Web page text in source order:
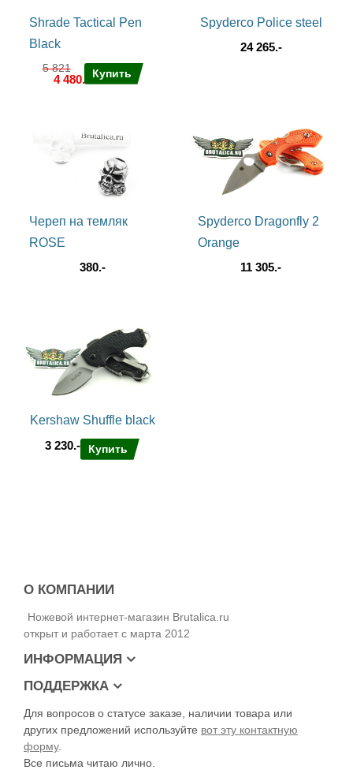
Shrade Tactical Pen
Black
5 821
4 480.- Купить
Spyderco Police steel
24 265.-
Череп на темляк
ROSE
380.-
Spyderco Dragonfly 2
Orange
11 305.-
Kershaw Shuffle black
3 230.-
Купить
О КОМПАНИИ
Ножевой интернет-магазин Brutalica.ru
открыт и работает с марта 2012
ИНФОРМАЦИЯ
ПОДДЕРЖКА
Для вопросов о статусе заказе, наличии товара или
других предложений используйте вот эту контактную
форму.
Все письма читаю лично.